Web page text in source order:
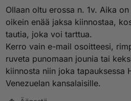
Ollaan oltu erossa n. 1v. Aika
oikein enää jaksa kiinnostaa,
tautia, joka voi tarttua.
Kerro vain e-mail osoitteesi,
ruveta punomaan jounia tai
kiinnosta niin joka tapauksessa
Venezuelan kansalaisille.